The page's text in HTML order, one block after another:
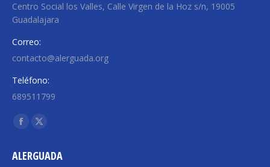
Centro Social los Valles, Calle Virgen de la Hoz s/n, 19005
Guadalajara
Correo:
contacto@alerguada.org
Teléfono:
689511799
Encuéntranos en:
Facebook
opens
X
opens
ALERGUADA